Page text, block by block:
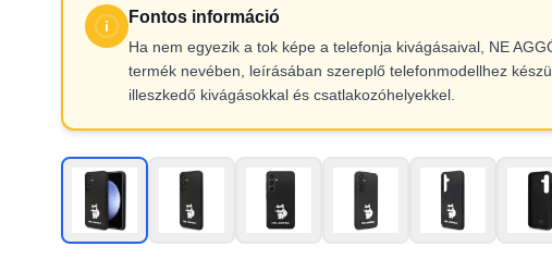
Fontos információ
Ha nem egyezik a tok képe a telefonja kivágásaival, NE
termék nevében, leírásában szereplő telefonmodellhez
illeszkedő kivágásokkal és csatlakozóhelyekkel.